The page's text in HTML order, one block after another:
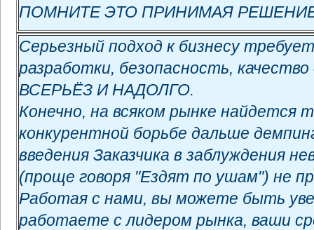
ПОМНИТЕ ЭТО ПРИНИМАЯ
Серьезный подход к бизнесу
разработки, безопасность,
ВСЕРЬЁЗ И НАДОЛГО.
Конечно, на всяком рынке найдется
конкурентной борьбе дальше
введения Заказчика в заблуждения
(проще говоря "Ездят по ушам") не
Работая с нами, вы можете быть
работаете с лидером рынка, ваши